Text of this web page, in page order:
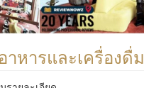
าหารและเครื่องดื่ม